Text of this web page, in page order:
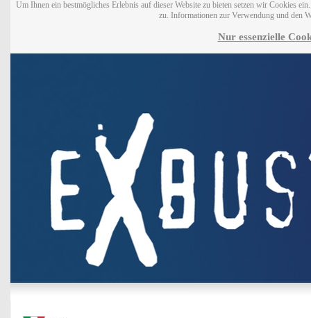
Um Ihnen ein bestmögliches Erlebnis auf dieser Website zu bieten setzen wir Cookies
zu. Informationen zur Verwendung und den
Nur essenzielle